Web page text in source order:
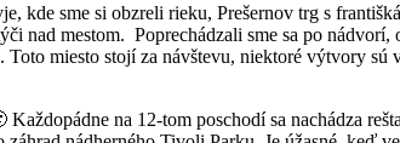
kde sme si obzreli rieku, Prešernov trg s
nad mestom. Poprechádzali sme sa po nádvorí,
miesto stojí za návštevu, niektoré výtvory sú
na 12-tom poschodí sa nachádza